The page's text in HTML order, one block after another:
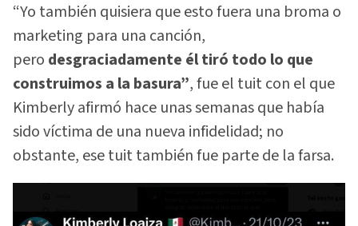
“Yo también quisiera que esto fuera una broma o
marketing para una canción,
pero desgraciadamente él tiró todo lo que
construimos a la basura”, fue el tuit con el que
Kimberly afirmó hace unas semanas que había
sido víctima de una nueva infidelidad; no
obstante, ese tuit también fue parte de la farsa.